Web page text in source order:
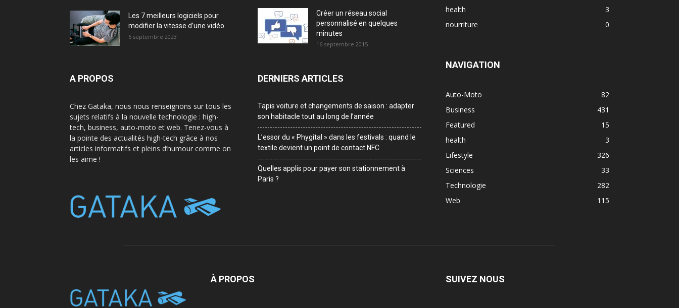
Les 7 meilleurs logiciels pour
modifier la vitesse d’une vidéo
6 septembre 2023
A PROPOS
Chez Gataka, nous nous renseignons sur tous les
sujets relatifs à la nouvelle technologie : high-
tech, business, auto-moto et web. Tenez-vous à
la pointe des actualités high-tech grâce à nos
articles informatifs et pleins d’humour comme on
les aime !
Créer un réseau social
personnalisé en quelques
minutes
16 septembre 2015
DERNIERS ARTICLES
Tapis voiture et changements de saison : adapter
son habitacle tout au long de l’année
L’essor du « Phygital » dans les festivals : quand le
textile devient un point de contact NFC
Quelles applis pour payer son stationnement à
Paris ?
health
3
nourriture
0
NAVIGATION
Auto-Moto
82
Business
431
Featured
15
health
3
Lifestyle
326
Sciences
33
Technologie
282
Web
115
À PROPOS SUIVEZ NOUS